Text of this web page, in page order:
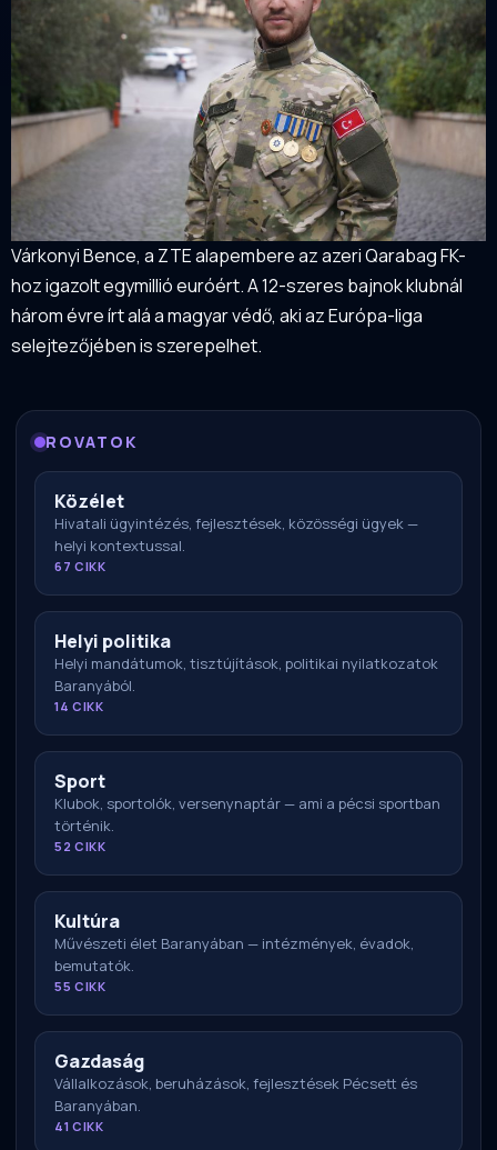
Várkonyi Bence, a ZTE alapembere az azeri Qarabag FK-
hoz igazolt egymillió euróért. A 12-szeres bajnok klubnál
három évre írt alá a magyar védő, aki az Európa-liga
selejtezőjében is szerepelhet.
ROVATOK
Közélet
Hivatali ügyintézés, fejlesztések, közösségi ügyek —
helyi kontextussal.
67 CIKK
Helyi politika
Helyi mandátumok, tisztújítások, politikai nyilatkozatok
Baranyából.
14 CIKK
Sport
Klubok, sportolók, versenynaptár — ami a pécsi sportban
történik.
52 CIKK
Kultúra
Művészeti élet Baranyában — intézmények, évadok,
bemutatók.
55 CIKK
Gazdaság
Vállalkozások, beruházások, fejlesztések Pécsett és
Baranyában.
41 CIKK